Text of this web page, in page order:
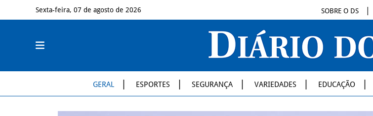
Sexta-feira, 07 de agosto de 2026 SOBRE O DS
GERAL ESPORTES SEGURANÇA VARIEDADES EDUCAÇÃO